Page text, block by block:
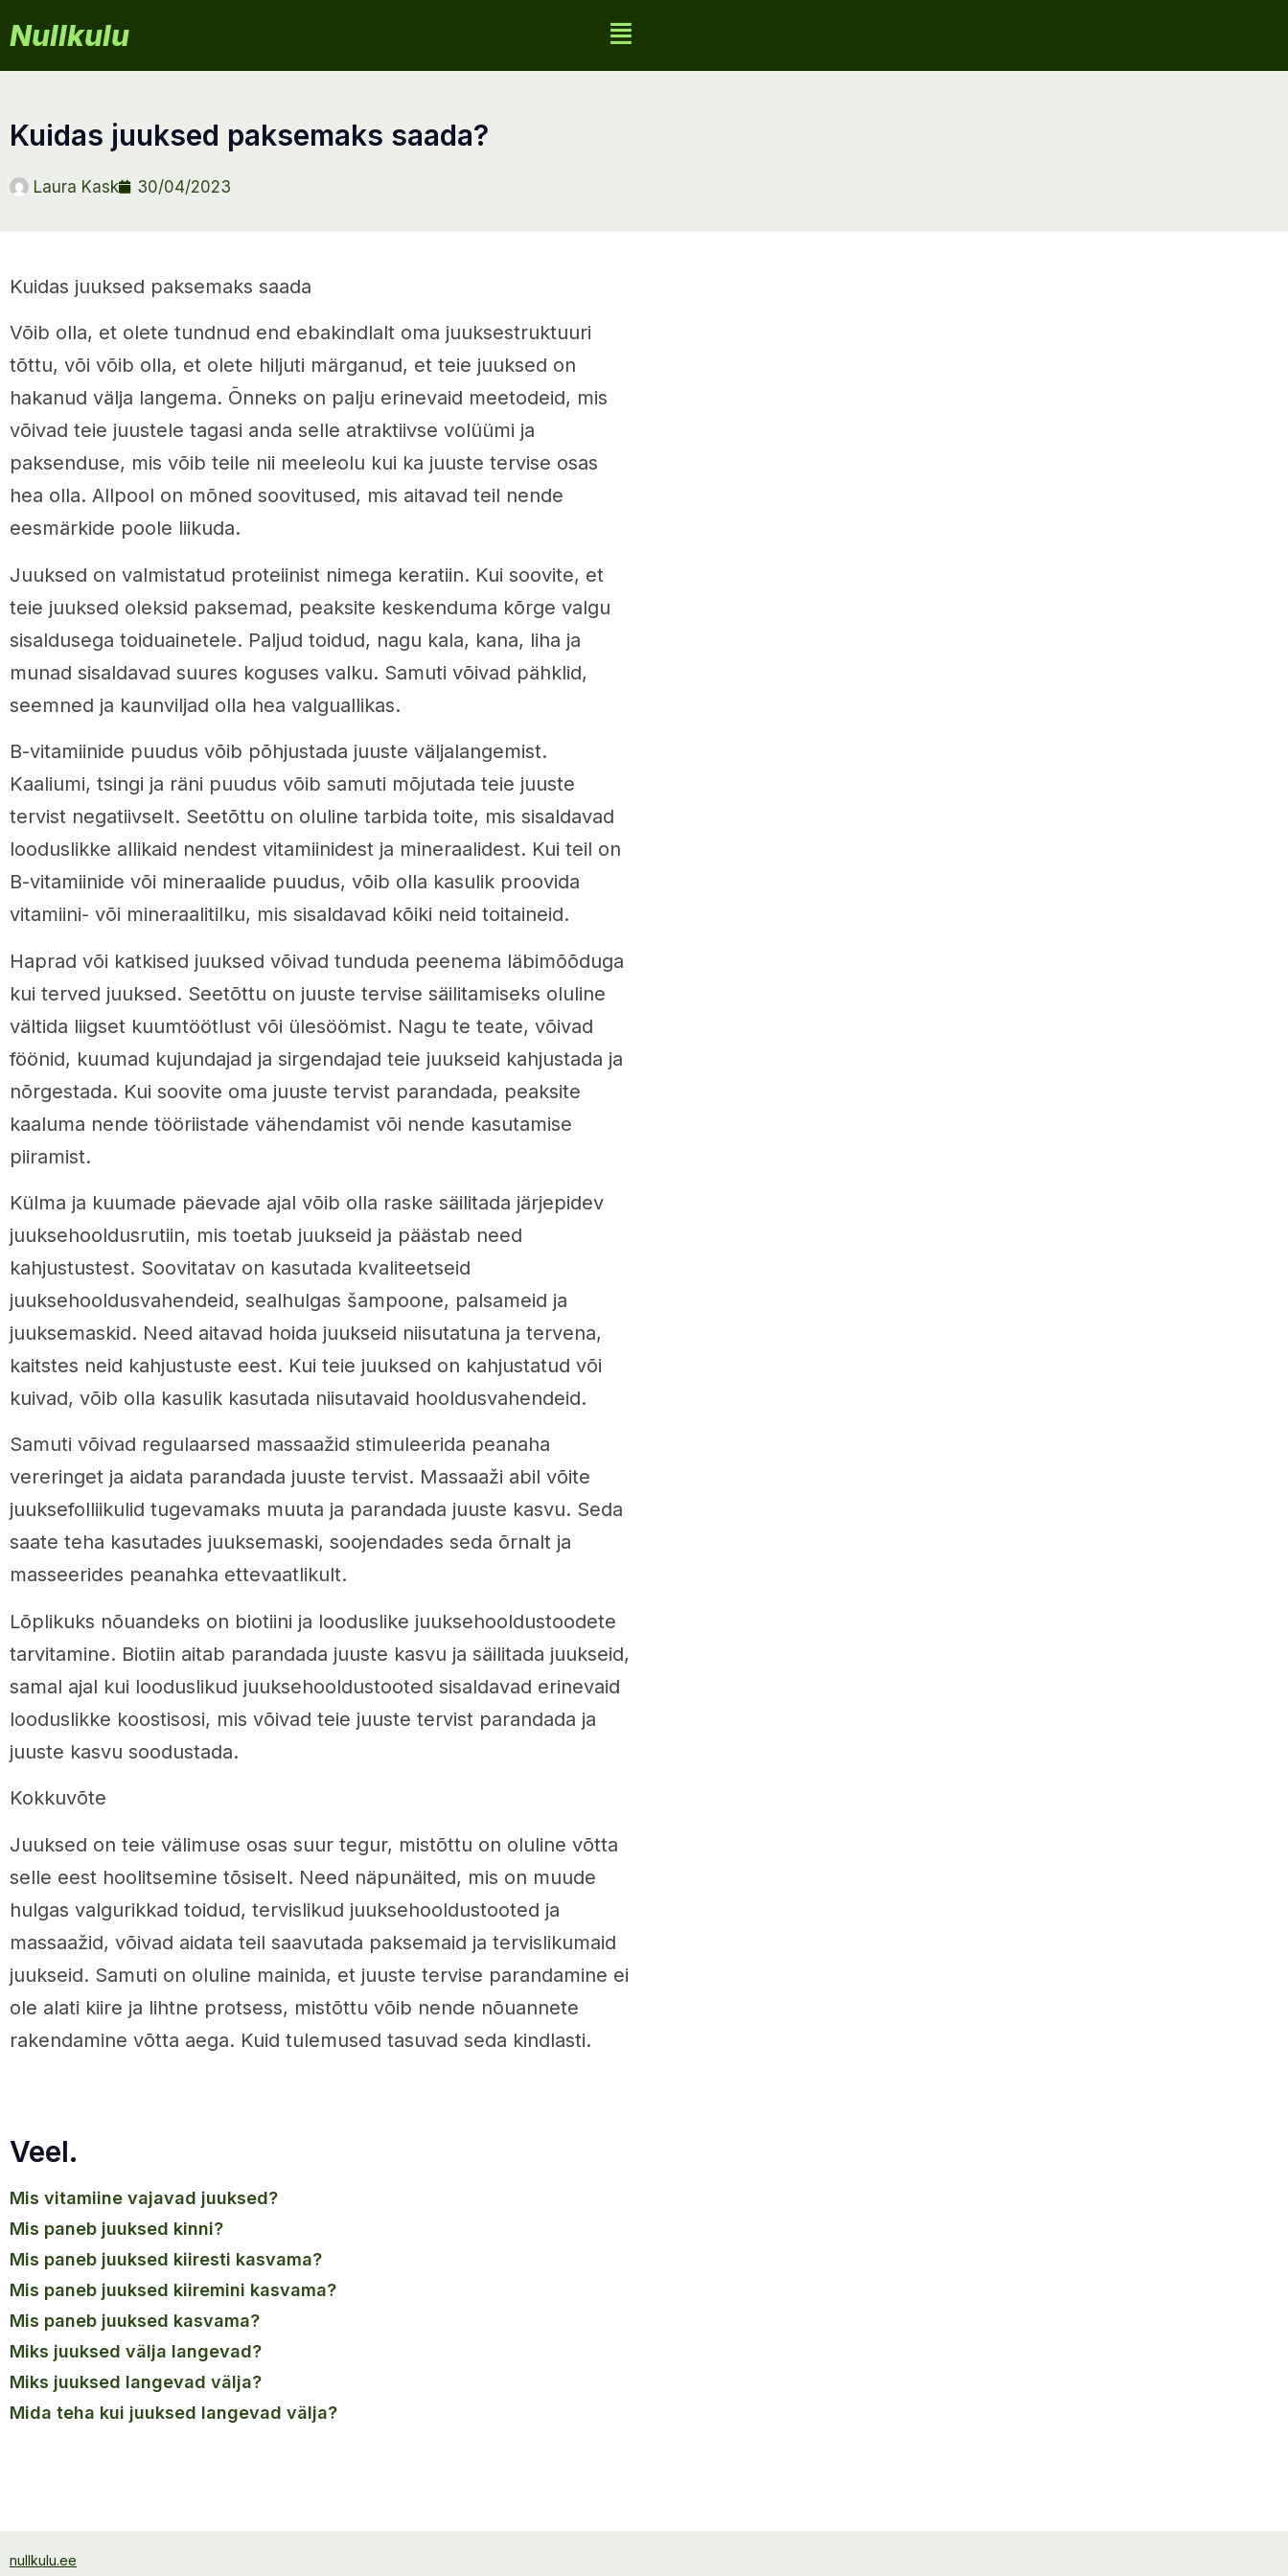
Nullkulu
kuidas juuksed paksemaks saada?
Laura Kask 30/04/2023
Kuidas juuksed paksemaks saada
Võib olla, et olete tundnud end ebakindlalt oma juuksestruktuuri
tõttu, või võib olla, et olete hiljuti märganud, et teie juuksed on
hakanud välja langema. Õnneks on palju erinevaid meetodeid, mis
võivad teie juustele tagasi anda selle atraktiivse volüümi ja
paksenduse, mis võib teile nii meeleolu kui ka juuste tervise osas
hea olla. Allpool on mõned soovitused, mis aitavad teil nende
eesmärkide poole liikuda.
Juuksed on valmistatud proteiinist nimega keratiin. Kui soovite, et
teie juuksed oleksid paksemad, peaksite keskenduma kõrge valgu
sisaldusega toiduainetele. Paljud toidud, nagu kala, kana, liha ja
munad sisaldavad suures koguses valku. Samuti võivad pähklid,
seemned ja kaunviljad olla hea valguallikas.
B-vitamiinide puudus võib põhjustada juuste väljalangemist.
Kaaliumi, tsingi ja räni puudus võib samuti mõjutada teie juuste
tervist negatiivselt. Seetõttu on oluline tarbida toite, mis sisaldavad
looduslikke allikaid nendest vitamiinidest ja mineraalidest. Kui teil on
B-vitamiinide või mineraalide puudus, võib olla kasulik proovida
vitamiini- või mineraalitilku, mis sisaldavad kõiki neid toitaineid.
Haprad või katkised juuksed võivad tunduda peenema läbimõõduga
kui terved juuksed. Seetõttu on juuste tervise säilitamiseks oluline
vältida liigset kuumtöötlust või ülesöömist. Nagu te teate, võivad
föönid, kuumad kujundajad ja sirgendajad teie juukseid kahjustada ja
nõrgestada. Kui soovite oma juuste tervist parandada, peaksite
kaaluma nende tööriistade vähendamist või nende kasutamise
piiramist.
Külma ja kuumade päevade ajal võib olla raske säilitada järjepidev
juuksehooldusrutiin, mis toetab juukseid ja päästab need
kahjustustest. Soovitatav on kasutada kvaliteetseid
juuksehooldusvahendeid, sealhulgas šampoone, palsameid ja
juuksemaskid. Need aitavad hoida juukseid niisutatuna ja tervena,
kaitstes neid kahjustuste eest. Kui teie juuksed on kahjustatud või
kuivad, võib olla kasulik kasutada niisutavaid hooldusvahendeid.
Samuti võivad regulaarsed massaažid stimuleerida peanaha
vereringet ja aidata parandada juuste tervist. Massaaži abil võite
juuksefolliikulid tugevamaks muuta ja parandada juuste kasvu. Seda
saate teha kasutades juuksemaski, soojendades seda õrnalt ja
masseerides peanahka ettevaatlikult.
Lõplikuks nõuandeks on biotiini ja looduslike juuksehooldustoodete
tarvitamine. Biotiin aitab parandada juuste kasvu ja säilitada juukseid,
samal ajal kui looduslikud juuksehooldustooted sisaldavad erinevaid
looduslikke koostisosi, mis võivad teie juuste tervist parandada ja
juuste kasvu soodustada.
Kokkuvõte
Juuksed on teie välimuse osas suur tegur, mistõttu on oluline võtta
selle eest hoolitsemine tõsiselt. Need näpunäited, mis on muude
hulgas valgurikkad toidud, tervislikud juuksehooldustooted ja
massaažid, võivad aidata teil saavutada paksemaid ja tervislikumaid
juukseid. Samuti on oluline mainida, et juuste tervise parandamine ei
ole alati kiire ja lihtne protsess, mistõttu võib nende nõuannete
rakendamine võtta aega. Kuid tulemused tasuvad seda kindlasti.
Veel.
mis vitamiine vajavad juuksed?
mis paneb juuksed kinni?
mis paneb juuksed kiiresti kasvama?
mis paneb juuksed kiiremini kasvama?
mis paneb juuksed kasvama?
miks juuksed välja langevad?
miks juuksed langevad välja?
mida teha kui juuksed langevad välja?
nullkulu.ee